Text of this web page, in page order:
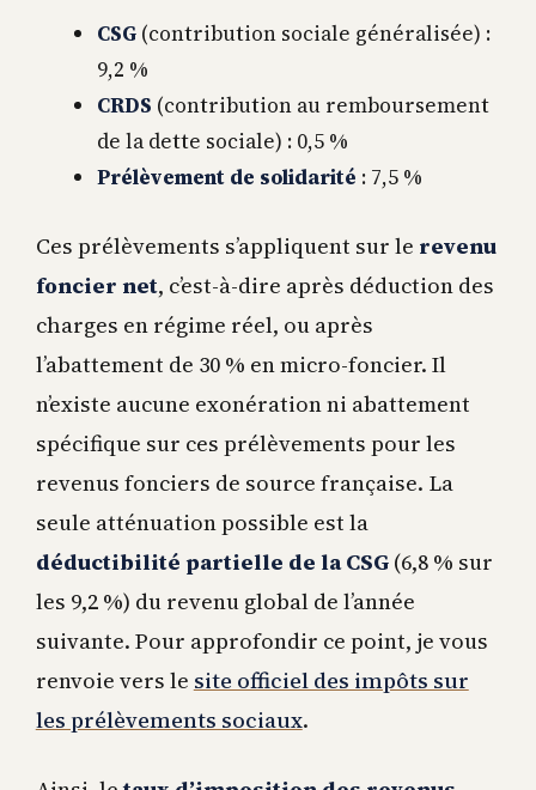
CSG(contribution sociale généralisée) :
9,2 %
CRDS (contribution au remboursement
de la dette sociale) : 0,5 %
Prélèvement de solidarité : 7,5 %
Ces prélèvements s’appliquent sur le revenu
foncier net, c’est-à-dire après déduction des
charges en régime réel, ou après
l’abattement de 30 % en micro-foncier. Il
n’existe aucune exonération ni abattement
spécifique sur ces prélèvements pour les
revenus fonciers de source française. La
seule atténuation possible est la
déductibilité partielle de la CSG(6,8 % sur
les 9,2 %) du revenu global de l’année
suivante. Pour approfondir ce point, je vous
renvoie vers le site officiel des impôts sur
les prélèvements sociaux.